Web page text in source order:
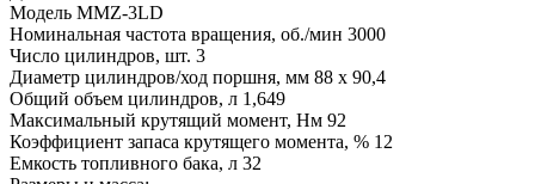
Модель MMZ-3LD
Номинальная частота вращения, об./мин 3000
Число цилиндров, шт. 3
Диаметр цилиндров/ход поршня, мм 88 х 90,4
Общий объем цилиндров, л 1,649
Максимальный крутящий момент, Нм 92
Коэффициент запаса крутящего момента, % 12
Емкость топливного бака, л 32